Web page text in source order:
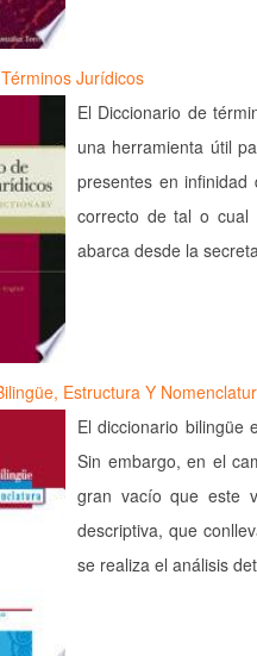
Jurídicos
El Diccionario de
una herramienta útil
presentes en infinidad
correcto de tal o cual
abarca desde la
Estructura Y
El diccionario bilingüe
Sin embargo, en el
gran vacío que este
descriptiva, que
se realiza el análisis